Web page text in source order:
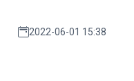
2022-06-01 15:38